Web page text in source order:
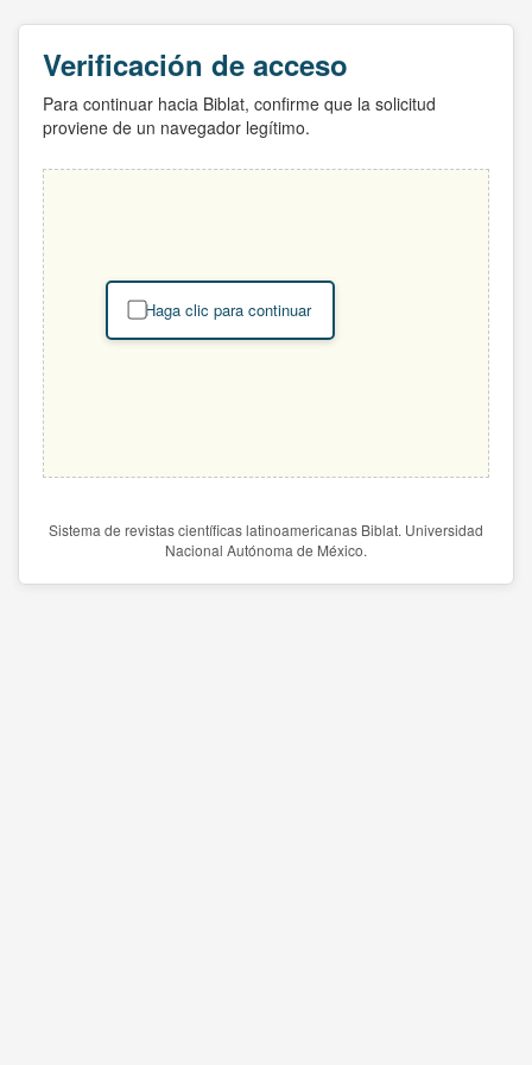
Verificación de acceso
Para continuar hacia Biblat, confirme que la solicitud
proviene de un navegador legítimo.
Haga clic para continuar
Sistema de revistas científicas latinoamericanas Biblat. Universidad
Nacional Autónoma de México.